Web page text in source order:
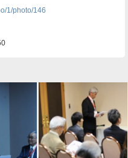
1/photo/146